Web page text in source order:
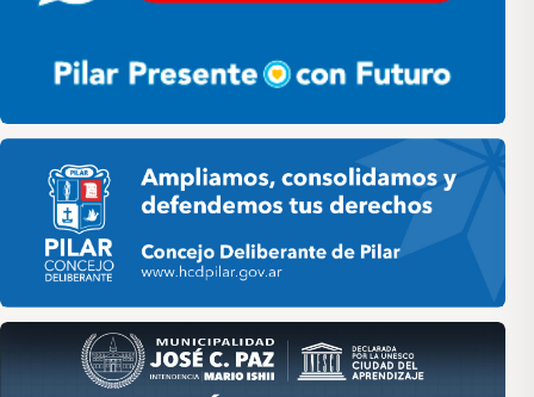
Pilar HCD